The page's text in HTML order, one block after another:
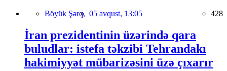
Böyük Şərq, 05 avqust, 13:05 428
İran prezidentinin üzərində qara
buludlar: istefa təkzibi Tehrandakı
hakimiyyət mübarizəsini üzə çıxarır